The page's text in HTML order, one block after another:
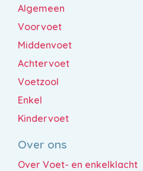
Algemeen
Voorvoet
Middenvoet
Achtervoet
Voetzool
Enkel
Kindervoet
Over ons
Over Voet- en enkelklacht